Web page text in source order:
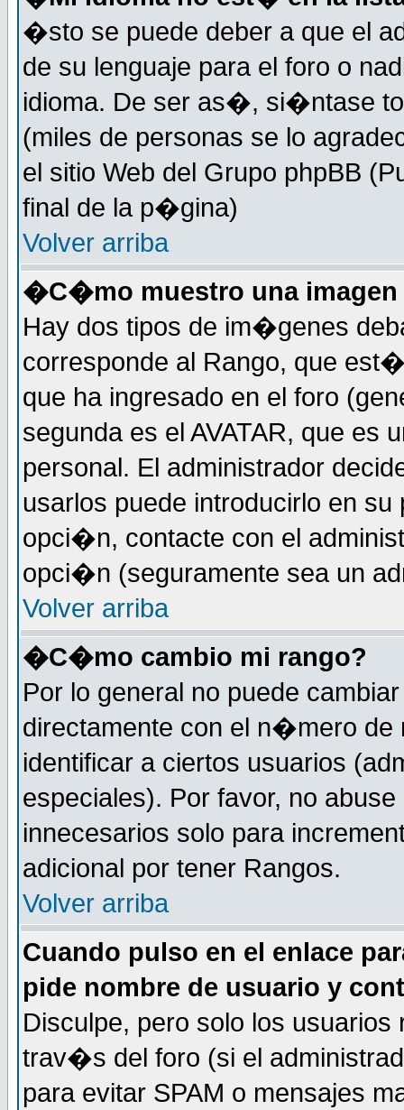
�sto se puede deber a que el
de su lenguaje para el foro o
idioma. De ser as�, si�ntase
(miles de personas se lo
el sitio Web del Grupo phpBB
final de la p�gina)
Volver arriba
�C�mo muestro una imagen
Hay dos tipos de im�genes
corresponde al Rango, que
que ha ingresado en el foro
segunda es el AVATAR, que
personal. El administrador
usarlos puede introducirlo en
opci�n, contacte con el
opci�n (seguramente sea un
Volver arriba
�C�mo cambio mi rango?
Por lo general no puede
directamente con el n�mero de
identificar a ciertos usuarios
especiales). Por favor, no
innecesarios solo para
adicional por tener Rangos.
Volver arriba
Cuando pulso en el enlace
pide nombre de usuario y
Disculpe, pero solo los
trav�s del foro (si el
para evitar SPAM o mensajes